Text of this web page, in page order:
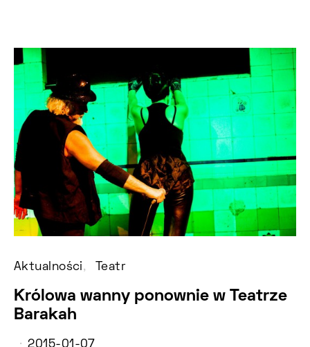
Aktualności Teatr
Królowa wanny ponownie w Teatrze
Barakah
2015-01-07